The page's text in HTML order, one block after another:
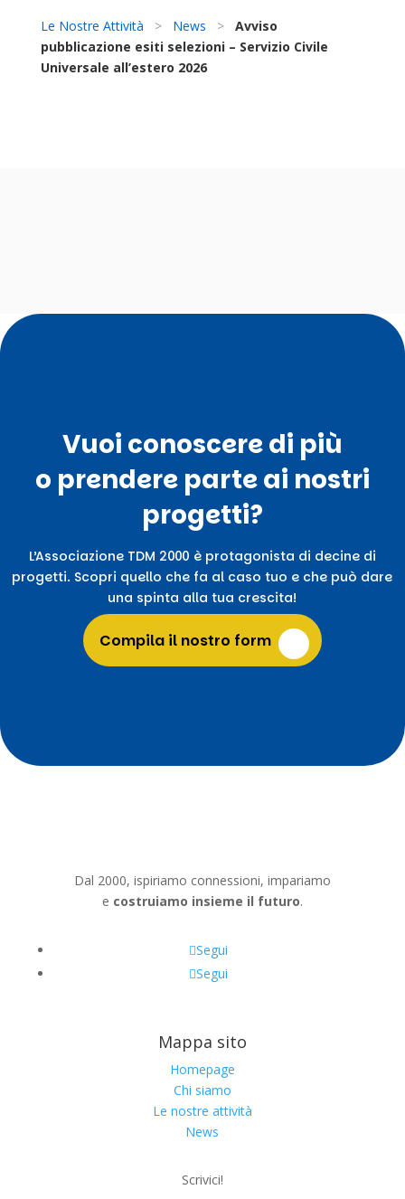
Le Nostre Attività > News >
Avviso
pubblicazione esiti selezioni – Servizio Civile
Universale all’estero 2026
Vuoi conoscere di più
o prendere parte ai nostri
progetti?
L’Associazione TDM 2000 è protagonista di decine di
progetti. Scopri quello che fa al caso tuo e che può dare
una spinta alla tua crescita!
Compila il nostro form
Dal 2000, ispiriamo connessioni, impariamo
e costruiamo insieme il futuro.
Segui
Segui
Mappa sito
Homepage
Chi siamo
Le nostre attività
News
Scrivici!